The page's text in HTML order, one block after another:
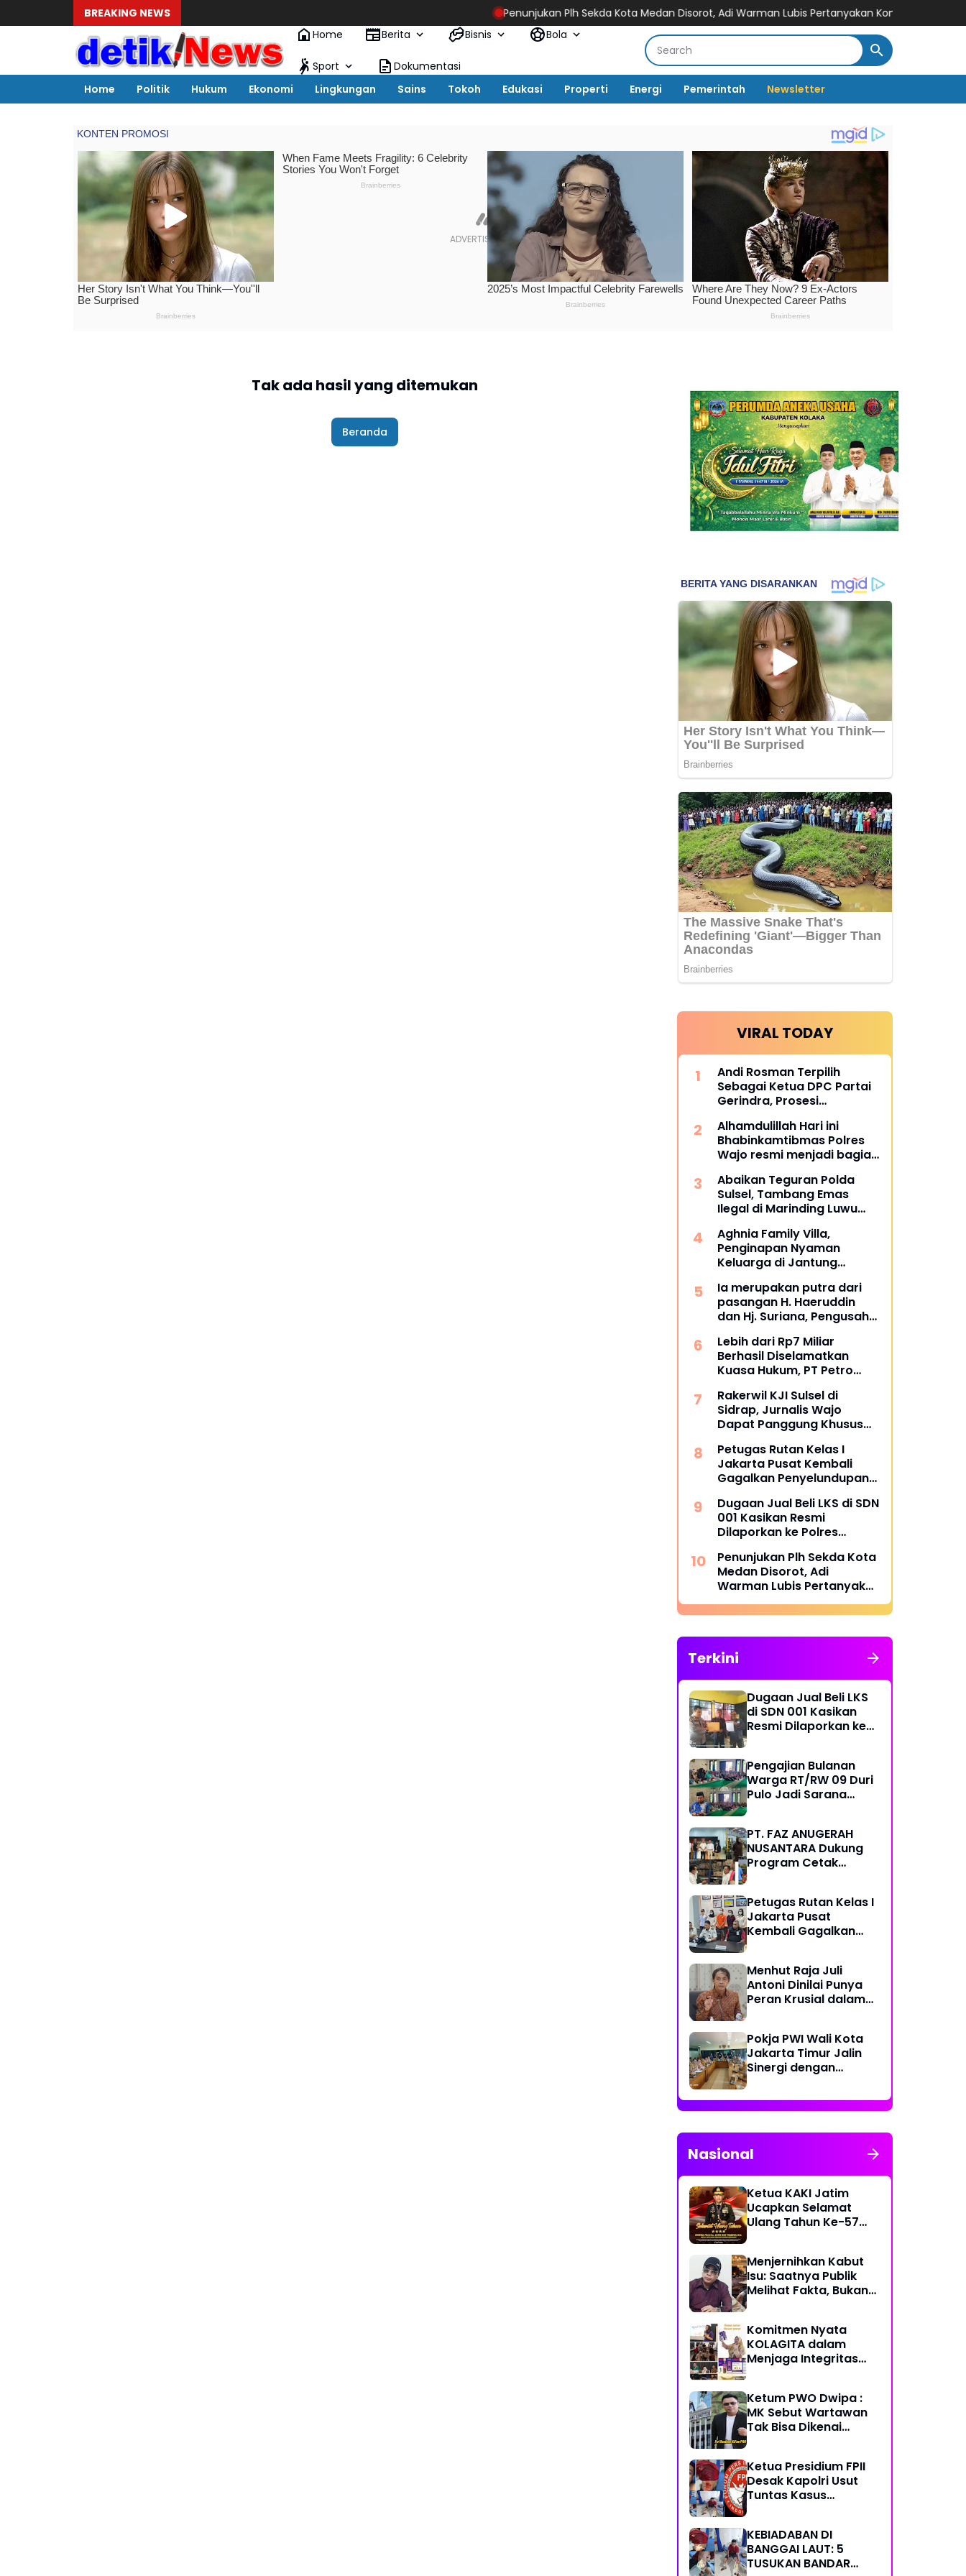
BREAKING NEWS
Penunjukan Plh Sekda Kota Medan Disorot, Adi Warman Lubis Pertanyakan Komitmen terhadap Sistem
Home
Berita Bisnis Bola
Sport
Dokumentasi
Home
Politik Hukum Ekonomi Lingkungan Sains Tokoh Edukasi Properti Energi Pemerintah Newsletter
Tak ada hasil yang ditemukan
Beranda
VIRAL TODAY
Andi Rosman Terpilih
Sebagai Ketua DPC Partai
Gerindra, Prosesi
Langsung Sufmi Dasco
Ahmad.
Alhamdulillah Hari ini
Bhabinkamtibmas Polres
Wajo resmi menjadi bagian
Lingkungan)
Abaikan Teguran Polda
Sulsel, Tambang Emas
Ilegal di Marinding Luwu
Hari Tiga Pelaku Terkesan
Kebah Hukum
Aghnia Family Villa,
Penginapan Nyaman
Keluarga di Jantung
Bulukumba
Ia merupakan putra dari
pasangan H. Haeruddin
dan Hj. Suriana, Pengusaha
Resmi Dilantik Ketua BPC
HIPMI Makassar
Lebih dari Rp7 Miliar
Berhasil Diselamatkan
Kuasa Hukum, PT Petro
atas Dugaan Wanprestasi
Pembayaran Success Fee
Rakerwil KJI Sulsel di
Sidrap, Jurnalis Wajo
Dapat Panggung Khusus
Petugas Rutan Kelas I
Jakarta Pusat Kembali
Gagalkan Penyelundupan
Disembunyikan di Pakaian
Dalam Pengunjung
Dugaan Jual Beli LKS di SDN
001 Kasikan Resmi
Dilaporkan ke Polres
Metroterkini.id Desak Usut
Kasus Ini
Penunjukan Plh Sekda Kota
Medan Disorot, Adi
Warman Lubis Pertanyakan
Komitmen terhadap Sistem
Merit
Terkini
Dugaan Jual Beli LKS
di SDN 001 Kasikan
Resmi Dilaporkan ke
Metroterkini.id Desak
Usut Kasus Ini
Pengajian Bulanan
Warga RT/RW 09 Duri
Pulo Jadi Sarana
Kebersamaan
PT. FAZ ANUGERAH
NUSANTARA Dukung
Program Cetak
Pestisida
Petugas Rutan Kelas I
Jakarta Pusat
Kembali Gagalkan
Disembunyikan di
Pakaian Dalam
Pengunjung
Menhut Raja Juli
Antoni Dinilai Punya
Peran Krusial dalam
Hutan
Pokja PWI Wali Kota
Jakarta Timur Jalin
Sinergi dengan
untuk Perkuat
Publikasi Informasi
Nasional
Ketua KAKI Jatim
Ucapkan Selamat
Ulang Tahun Ke-57
Semoga Selalu Sehat
Sukses Berkah Umur
Menjernihkan Kabut
Isu: Saatnya Publik
Melihat Fakta, Bukan
Komitmen Nyata
KOLAGITA dalam
Menjaga Integritas
Ketum PWO Dwipa :
MK Sebut Wartawan
Tak Bisa Dikenai
Profesi. Aparat Hukum
Diminta Patuhi
Ketua Presidium FPII
Desak Kapolri Usut
Tuntas Kasus
KEBIADABAN DI
BANGGAI LAUT: 5
TUSUKAN BANDAR